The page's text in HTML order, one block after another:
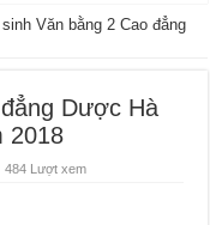
Văn bằng 2 Cao đẳng
Dược Hà
2018
484 Lượt xem